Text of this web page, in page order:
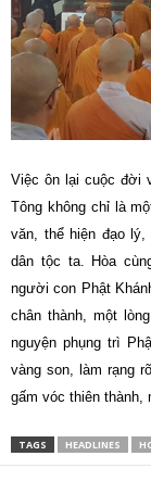
Việc ôn lại cuộc đời
Tông không chỉ là
văn, thể hiện đạo lý,
dân tộc ta. Hòa
người con Phật
chân thành, một
nguyện phụng trì
vàng son, làm rạng
gấm vóc thiên thành,
TAGS HEADLINES